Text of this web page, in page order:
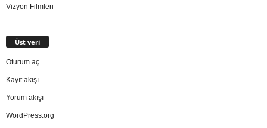
Vizyon Filmleri
Üst veri
Oturum aç
Kayıt akışı
Yorum akışı
WordPress.org